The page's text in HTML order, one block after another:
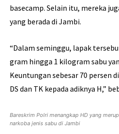
basecamp. Selain itu, mereka
yang berada di Jambi.
“Dalam seminggu, lapak
gram hingga 1 kilogram sabu
Keuntungan sebesar 70 persen
DS dan TK kepada adiknya H,”
Bareskrim Polri menangkap HD yang
narkoba jenis sabu di Jambi